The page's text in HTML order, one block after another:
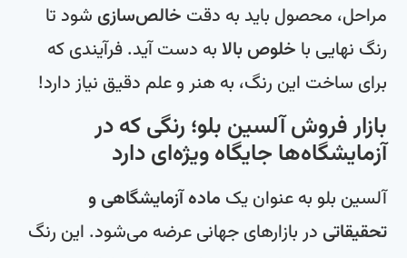
مراحل، محصول باید به دقتخالص‌سازیشود تا
رنگ نهایی با خلوص بالابه دست آید. فرآیندی که
برای ساخت این رنگ، به هنر و علم دقیق نیاز دارد!
بازار فروش آلسین بلو؛ رنگی که در
آزمایشگاه‌ها جایگاه ویژه‌ای دارد
آلسین بلو به عنوان یکماده آزمایشگاهی و
تحقیقاتیدر بازارهای جهانی عرضه می‌شود. این رنگ